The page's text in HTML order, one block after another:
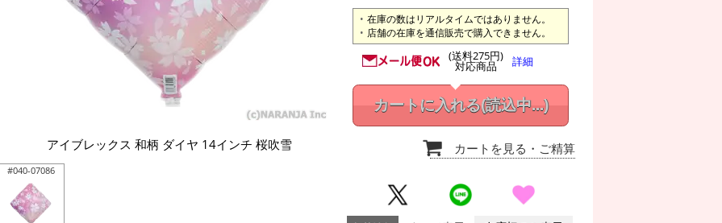
アイブレックス 和柄 ダイヤ 14インチ 桜吹雪
#040-07086
在庫の数はリアルタイムではありません。
店舗の在庫を通信販売で購入できません。
(送料275円)
対応商品 詳細
カートに入れる(読込中...)
カートを見る ・ご精算